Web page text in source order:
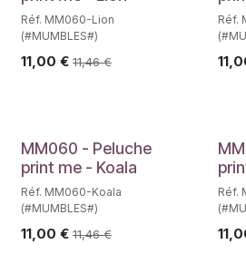
Réf. MM060-Lion
(#MUMBLES#)
11,00 € 11,46€
Réf.
MM060 - Peluche
print me - Koala
Réf. MM060-Koala
(#MUMBLES#)
11,00 € 11,46€
Réf.